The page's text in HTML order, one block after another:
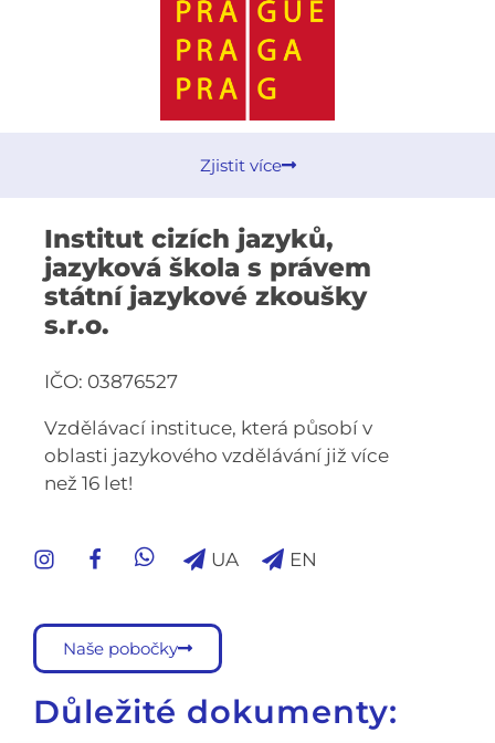
Zjistit více
Institut cizích jazyků,
jazyková škola s právem
státní jazykové zkoušky
s.r.o.
IČO: 03876527
Vzdělávací instituce, která působí v
oblasti jazykového vzdělávání již více
než 16 let!
UA EN
Naše pobočky
Důležité dokumenty: